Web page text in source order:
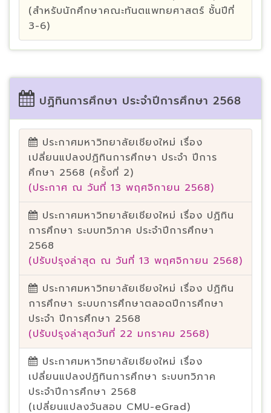
(สำหรับนักศึกษาคณะทันตแพทยศาสตร์ ชั้นปีที่
3-6)
ปฏิทินการศึกษา ประจำปีการศึกษา 2568
ประกาศมหาวิทยาลัยเชียงใหม่ เรื่อง
เปลี่ยนแปลงปฏิทินการศึกษา ประจำ ปีการ
ศึกษา 2568 (ครั้งที่ 2)
(ประกาศ ณ วันที่ 13 พฤศจิกายน 2568)
ประกาศมหาวิทยาลัยเชียงใหม่ เรื่อง ปฏิทิน
การศึกษา ระบบทวิภาค ประจำปีการศึกษา
2568
(ปรับปรุงล่าสุด ณ วันที่ 13 พฤศจิกายน 2568)
ประกาศมหาวิทยาลัยเชียงใหม่ เรื่อง ปฏิทิน
การศึกษา ระบบการศึกษาตลอดปีการศึกษา
ประจำ ปีการศึกษา 2568
(ปรับปรุงล่าสุดวันที่ 22 มกราคม 2568)
ประกาศมหาวิทยาลัยเชียงใหม่ เรื่อง
เปลี่ยนแปลงปฏิทินการศึกษา ระบบทวิภาค
ประจำปีการศึกษา 2568
(เปลี่ยนแปลงวันสอบ CMU-eGrad)